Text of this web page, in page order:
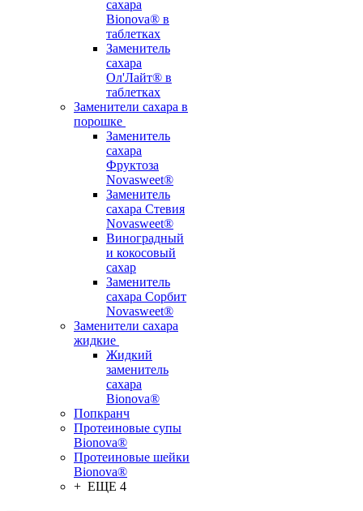
сахара
Bionova® в
таблетках
Заменитель
сахара
Ол'Лайт® в
таблетках
Заменители сахара в
порошке
Заменитель
сахара
Фруктоза
Novasweet®
Заменитель
сахара Стевия
Novasweet®
Виноградный
и кокосовый
сахар
Заменитель
сахара Сорбит
Novasweet®
Заменители сахара
жидкие
Жидкий
заменитель
сахара
Bionova®
Попкранч
Протеиновые супы
Bionova®
Протеиновые шейки
Bionova®
+ ЕЩЕ 4